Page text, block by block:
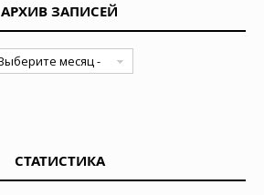
АРХИВ ЗАПИСЕЙ
СТАТИСТИКА